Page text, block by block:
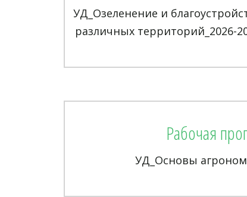
УД_Озеленение и
различных территорий_2026-
Рабочая
УД_Основы